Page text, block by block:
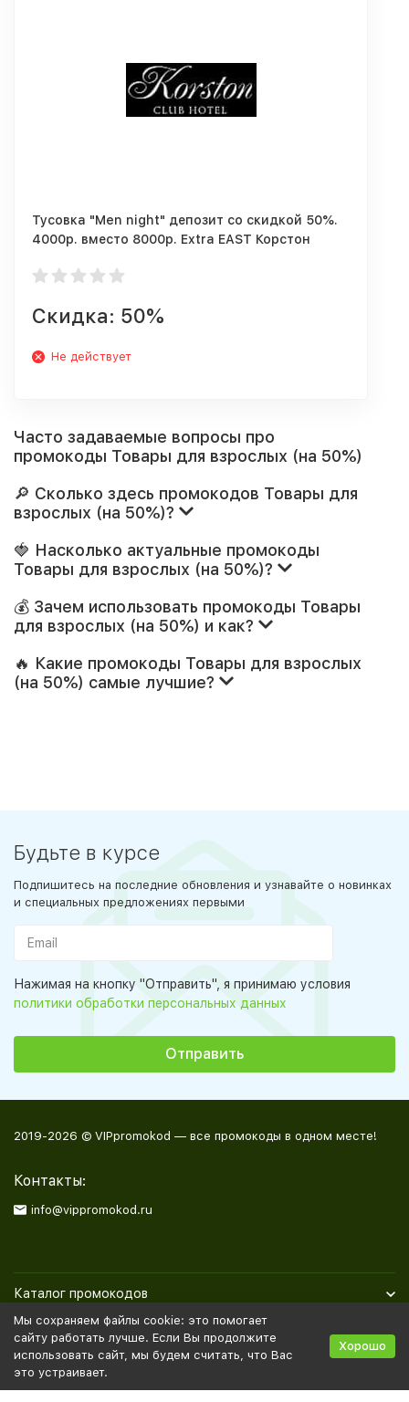
Тусовка "Men night" депозит со скидкой 50%.
4000р. вместо 8000р. Extra EAST Корстон
Скидка: 50%
Не действует
Часто задаваемые вопросы про
промокоды Товары для взрослых (на 50%)
🔎 Сколько здесь промокодов Товары для
взрослых (на 50%)?
🍓 Насколько актуальные промокоды
Товары для взрослых (на 50%)?
💰 Зачем использовать промокоды Товары
для взрослых (на 50%) и как?
🔥 Какие промокоды Товары для взрослых
(на 50%) самые лучшие?
Будьте в курсе
Подпишитесь на последние обновления и узнавайте о новинках
и специальных предложениях первыми
Нажимая на кнопку "Отправить", я принимаю условия
политики обработки персональных данных
2019-2026 © VIPpromokod — все промокоды в одном месте!
Контакты:
info@vippromokod.ru
Каталог промокодов
Полезная информация
Политика персональных данных Карта сайта
Мы сохраняем файлы cookie: это помогает
сайту работать лучше. Если Вы продолжите
использовать сайт, мы будем считать, что Вас
это устраивает.
Хорошо